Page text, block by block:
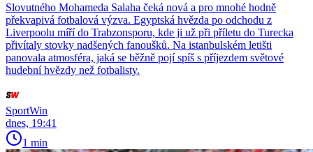
Slovutného Mohameda Salaha čeká nová a pro mnohé hodně
překvapivá fotbalová výzva. Egyptská hvězda po odchodu z
Liverpoolu míří do Trabzonsporu, kde ji už při příletu do Turecka
přivítaly stovky nadšených fanoušků. Na istanbulském letišti
panovala atmosféra, jaká se běžně pojí spíš s příjezdem světové
hudební hvězdy než fotbalisty.
SportWin
dnes, 19:41
1 min